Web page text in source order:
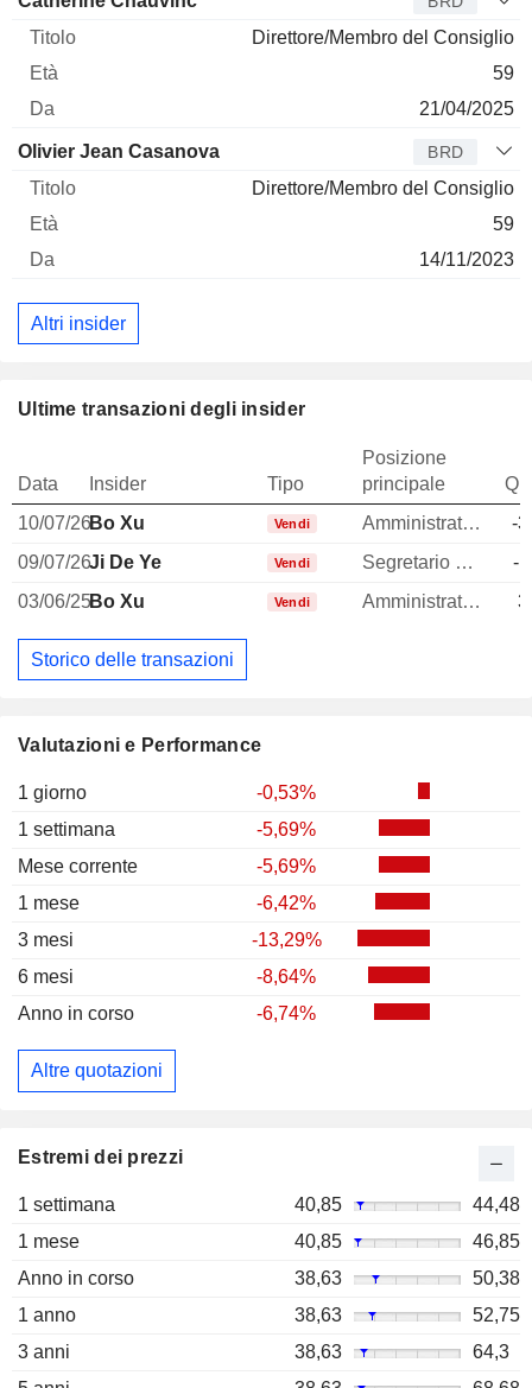
Valutazioni e Performance
1 giorno
-0,53%
1 settimana
-5,69%
Mese corrente
-5,69%
1 mese
-6,42%
3 mesi
-13,29%
6 mesi
-8,64%
Anno in corso
-6,74%
Altre quotazioni
Estremi dei prezzi
1 settimana 40,85
44,48
1 mese
40,85
46,85
Anno in corso
38,63
50,38
1 anno
38,63
52,75
3 anni
38,63
64,3
Direttore/Membro del Consiglio
59
21/04/2025
Olivier Jean Casanova BRD
Direttore/Membro del Consiglio
59
14/11/2023
Altri insider
Ultime transazioni degli insider
Data Insider Tipo
Posizione
principale
10/07/26Bo Xu Vendi Amministratore delegato
-
09/07/26Ji De Ye Vendi Segretario generale
-
03/06/25Bo Xu Vendi Amministratore delegato
Storico delle transazioni